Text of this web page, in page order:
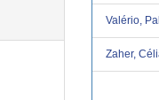
Valério,
Zaher,